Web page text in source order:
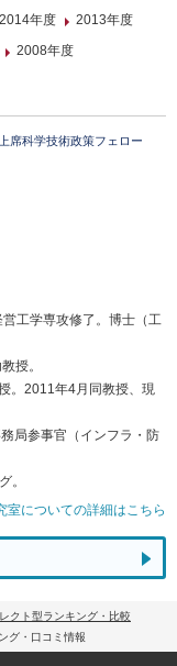
2014年度
2013年度
2008年度
席科学技術政策フェロー
工学専攻修了。博士（工
授。
。2011年4月同教授、現
局参事官（インフラ・防
。
についての詳細はこちら
クト型ランキング・比較
グ・口コミ情報